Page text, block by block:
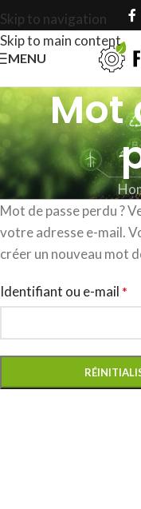
Skip to navigation
Skip to main content
MENU
Mot
Mot de passe perdu ?
votre adresse e-mail.
créer un nouveau mot
Identifiant ou e-mail *